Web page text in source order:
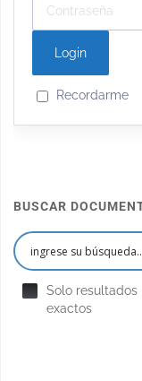
Recordarme
BUSCAR
Solo resultados
exactos